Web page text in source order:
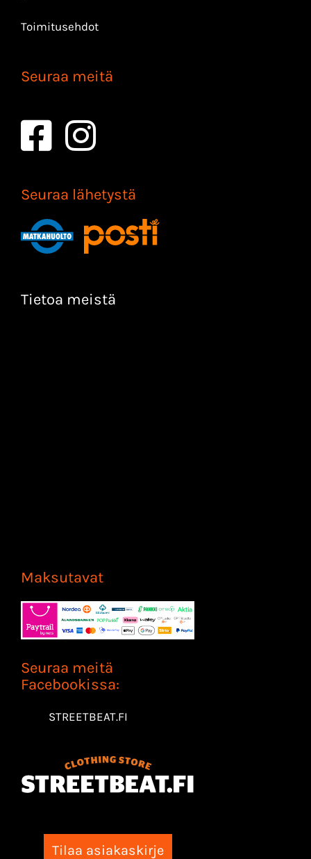
Toimitusehdot
Seuraa meitä
Seuraa lähetystä
Tietoa meistä
Maksutavat
Seuraa meitä
Facebookissa:
STREETBEAT.FI